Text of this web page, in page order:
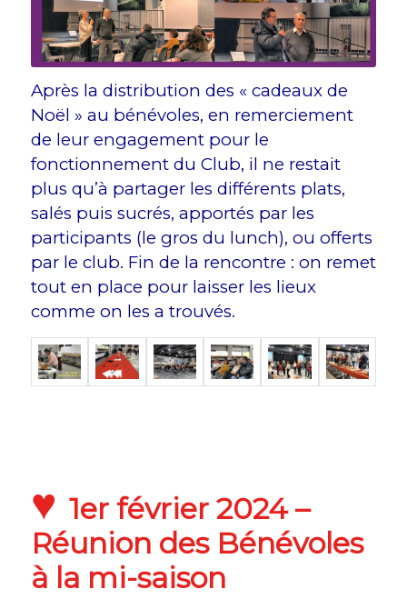
Après la distribution des « cadeaux de
Noël » au bénévoles, en remerciement
de leur engagement pour le
fonctionnement du Club, il ne restait
plus qu’à partager les différents plats,
salés puis sucrés, apportés par les
participants (le gros du lunch), ou offerts
par le club. Fin de la rencontre : on remet
tout en place pour laisser les lieux
comme on les a trouvés.
♥ 1er février 2024 –
Réunion des Bénévoles
à la mi-saison